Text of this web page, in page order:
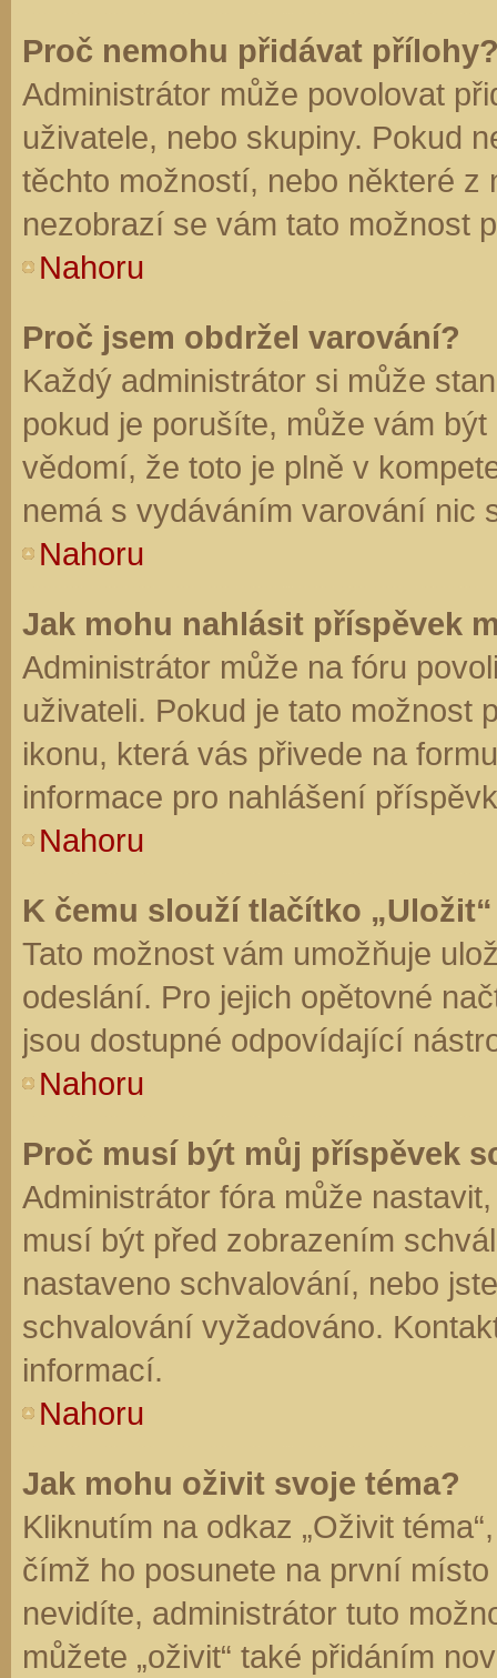
Proč nemohu přidávat
Administrátor může povolovat
uživatele, nebo skupiny. Pokud
těchto možností, nebo některé z
nezobrazí se vám tato možnost
Nahoru
Proč jsem obdržel varování?
Každý administrátor si může
pokud je porušíte, může vám
vědomí, že toto je plně v
nemá s vydáváním varování nic
Nahoru
Jak mohu nahlásit příspěvek
Administrátor může na fóru
uživateli. Pokud je tato možnost
ikonu, která vás přivede na
informace pro nahlášení
Nahoru
K čemu slouží tlačítko
Tato možnost vám umožňuje
odeslání. Pro jejich opětovné
jsou dostupné odpovídající
Nahoru
Proč musí být můj příspěvek
Administrátor fóra může
musí být před zobrazením
nastaveno schvalování, nebo
schvalování vyžadováno.
informací.
Nahoru
Jak mohu oživit svoje téma?
Kliknutím na odkaz „Oživit
čímž ho posunete na první
nevidíte, administrátor tuto
můžete „oživit“ také přidáním